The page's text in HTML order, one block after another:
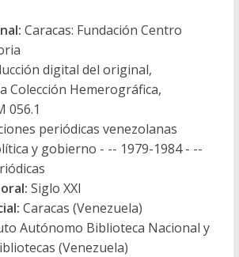
Caracas: Fundación Centro
digital del original,
Colección Hemerográfica,
056.1
periódicas venezolanas
y gobierno - -- 1979-1984 - --
Siglo XXI
Caracas (Venezuela)
Autónomo Biblioteca Nacional y
(Venezuela)